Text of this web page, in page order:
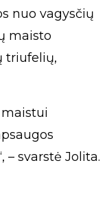
nuo vagysčių
maisto
triufelių,
svarstė Jolita.